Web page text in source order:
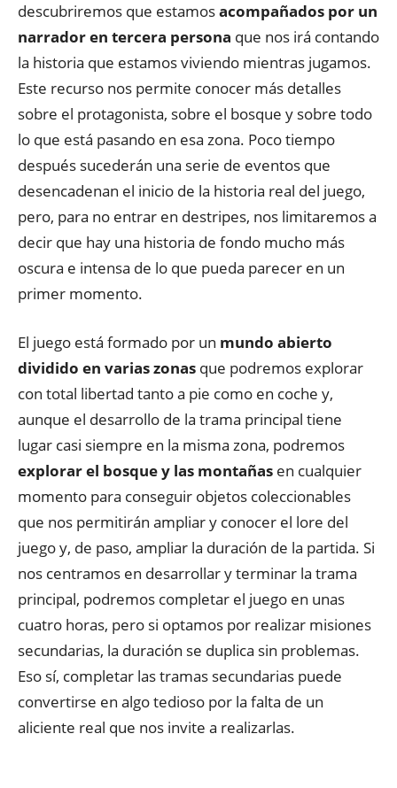
descubriremos que estamosacompañados por un
narrador en tercera persona que nos irá contando
la historia que estamos viviendo mientras jugamos.
Este recurso nos permite conocer más detalles
sobre el protagonista, sobre el bosque y sobre todo
lo que está pasando en esa zona. Poco tiempo
después sucederán una serie de eventos que
desencadenan el inicio de la historia real del juego,
pero, para no entrar en destripes, nos limitaremos a
decir que hay una historia de fondo mucho más
oscura e intensa de lo que pueda parecer en un
primer momento.
El juego está formado por un mundo abierto
dividido en varias zonas que podremos explorar
con total libertad tanto a pie como en coche y,
aunque el desarrollo de la trama principal tiene
lugar casi siempre en la misma zona, podremos
explorar el bosque y las montañas en cualquier
momento para conseguir objetos coleccionables
que nos permitirán ampliar y conocer el lore del
juego y, de paso, ampliar la duración de la partida. Si
nos centramos en desarrollar y terminar la trama
principal, podremos completar el juego en unas
cuatro horas, pero si optamos por realizar misiones
secundarias, la duración se duplica sin problemas.
Eso sí, completar las tramas secundarias puede
convertirse en algo tedioso por la falta de un
aliciente real que nos invite a realizarlas.